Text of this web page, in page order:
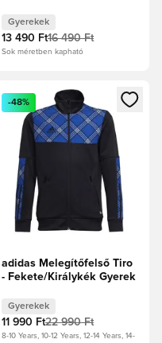
Gyerekek
13 490 Ft16 490 Ft
Sok méretben kapható
vagy a tagként
Megnyit egy modált a
-48%
adidas Melegítőfelső Tiro
- Fekete/Királykék Gyerek
Gyerekek
11 990 Ft22 990 Ft
8-10 Years, 10-12 Years, 12-14 Years, 14-